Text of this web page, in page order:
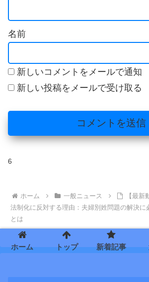
名前
新しいコメントをメールで通知
新しい投稿をメールで受け取る
6
ホーム 一般ニュース
【最
法制化に反対する理由：夫婦別姓問題の解決に
とは
ホーム トップ 新着記事